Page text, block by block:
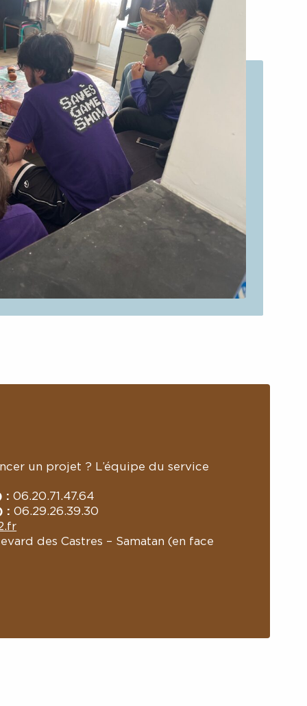
un projet ? L’équipe du service
: 06.20.71.47.64
: 06.29.26.39.30
des Castres – Samatan (en face